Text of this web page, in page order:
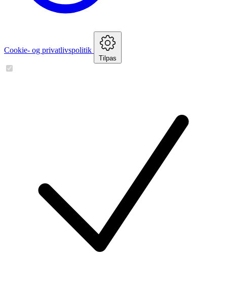
Cookie- og privatlivspolitik
Tilpas